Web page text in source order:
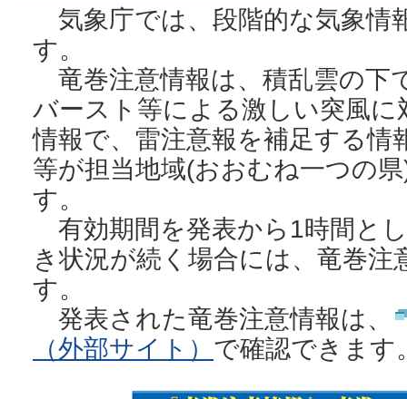
気象庁では、段階的な気象情
す。
竜巻注意情報は、積乱雲の下
バースト等による激しい突風
情報で、雷注意報を補足する情
等が担当地域(おおむね一つの
す。
有効期間を発表から1時間と
き状況が続く場合には、竜巻注
す。
発表された竜巻注意情報は、
（外部サイト） で確認できます